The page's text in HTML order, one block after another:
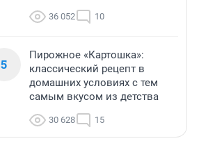
36 052 10
5
Пирожное «Картошка»:
классический рецепт в
домашних условиях с тем
самым вкусом из детства
30 628 15